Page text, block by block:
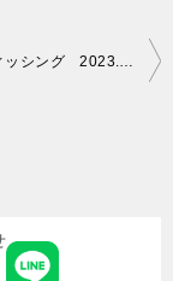
カヤックフィッシング 2023.10.18 〜初めてのショートコースは…〜